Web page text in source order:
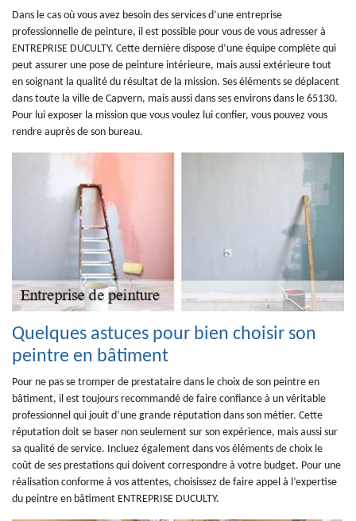
Dans le cas où vous avez besoin des services d’une entreprise
professionnelle de peinture, il est possible pour vous de vous adresser à
ENTREPRISE DUCULTY. Cette dernière dispose d’une équipe complète qui
peut assurer une pose de peinture intérieure, mais aussi extérieure tout
en soignant la qualité du résultat de la mission. Ses éléments se déplacent
dans toute la ville de Capvern, mais aussi dans ses environs dans le 65130.
Pour lui exposer la mission que vous voulez lui confier, vous pouvez vous
rendre auprès de son bureau.
Quelques astuces pour bien choisir son
peintre en bâtiment
Pour ne pas se tromper de prestataire dans le choix de son peintre en
bâtiment, il est toujours recommandé de faire confiance à un véritable
professionnel qui jouit d’une grande réputation dans son métier. Cette
réputation doit se baser non seulement sur son expérience, mais aussi sur
sa qualité de service. Incluez également dans vos éléments de choix le
coût de ses prestations qui doivent correspondre à votre budget. Pour une
réalisation conforme à vos attentes, choisissez de faire appel à l’expertise
du peintre en bâtiment ENTREPRISE DUCULTY.